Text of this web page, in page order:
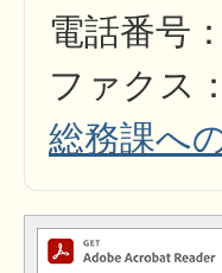
電話番号
ファクス
総務課へ